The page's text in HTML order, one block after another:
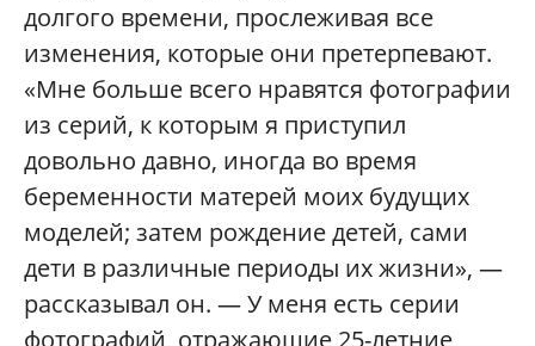
долгого времени, прослеживая все
изменения, которые они претерпевают.
«Мне больше всего нравятся фотографии
из серий, к которым я приступил
довольно давно, иногда во время
беременности матерей моих будущих
моделей; затем рождение детей, сами
дети в различные периоды их жизни», —
рассказывал он. — У меня есть серии